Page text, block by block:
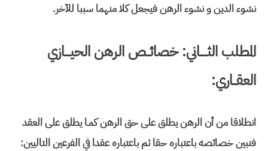
نشوء الدين و نشوء الرهن فيجعل كلا منهما سببا للآخر.
المطلب الثــــاني: خصائــص الرهن الحيـــازي
العقــاري:
انطلاقا من أن الرهن يطلق على حق الرهن كمـا يطلق على العقد
فنبين خصائصه باعتباره حقا ثم باعتباره عقدا في الفرعين التاليين: